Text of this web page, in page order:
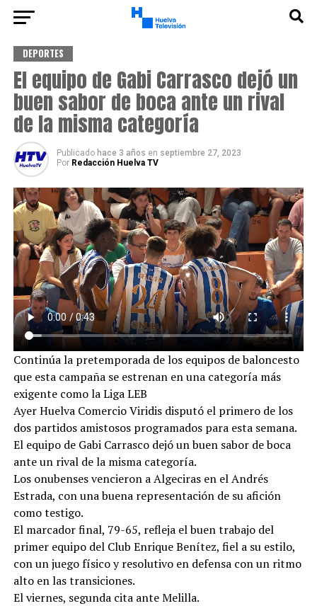
DEPORTES
El equipo de Gabi Carrasco dejó un
buen sabor de boca ante un rival
de la misma categoría
Publicado hace 3 años en septiembre 27, 2023
Por Redacción Huelva TV
Continúa la pretemporada de los equipos de baloncesto
que esta campaña se estrenan en una categoría más
exigente como la Liga LEB
Ayer Huelva Comercio Viridis disputó el primero de los
dos partidos amistosos programados para esta semana.
El equipo de Gabi Carrasco dejó un buen sabor de boca
ante un rival de la misma categoría.
Los onubenses vencieron a Algeciras en el Andrés
Estrada, con una buena representación de su afición
como testigo.
El marcador final, 79-65, refleja el buen trabajo del
primer equipo del Club Enrique Benítez, fiel a su estilo,
con un juego físico y resolutivo en defensa con un ritmo
alto en las transiciones.
El viernes, segunda cita ante Melilla.